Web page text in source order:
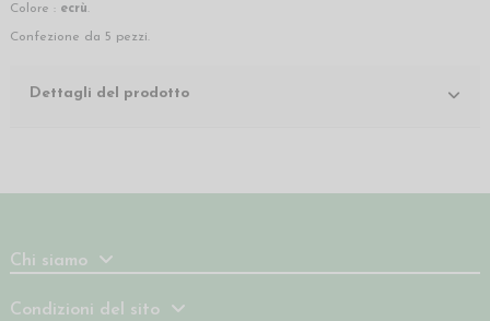
Colore : ecrù.
Confezione da 5 pezzi.
Dettagli del prodotto
Chi siamo
Condizioni del sito